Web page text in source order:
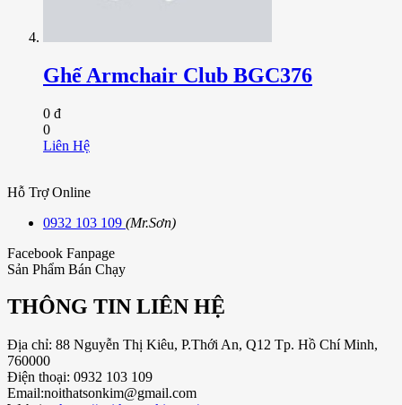
Ghế Armchair Club BGC376
0 đ
0
Liên Hệ
Hỗ Trợ Online
0932 103 109 (Mr.Sơn)
Facebook Fanpage
Sản Phẩm Bán Chạy
THÔNG TIN LIÊN HỆ
Địa chỉ: 88 Nguyễn Thị Kiêu, P.Thới An, Q12 Tp. Hồ Chí Minh,
760000
Điện thoại: 0932 103 109
Email:noithatsonkim@gmail.com